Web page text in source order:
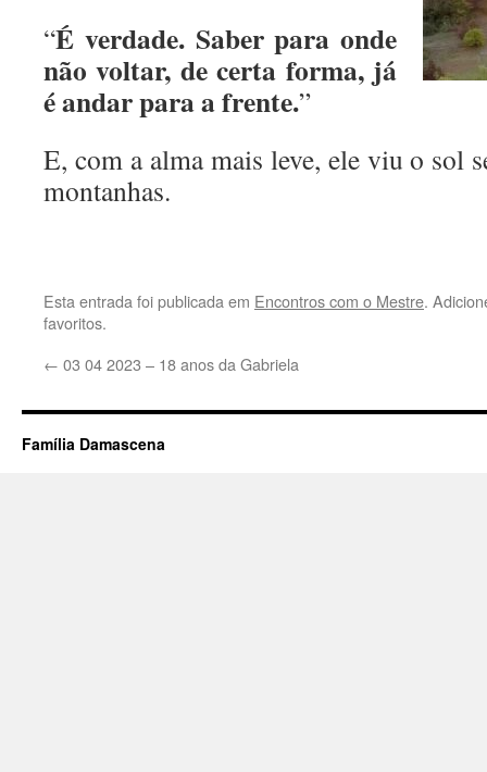
“É verdade. Saber para onde
não voltar, de certa forma, já
é andar para a frente.”
E, com a alma mais leve, ele viu o sol
montanhas.
Esta entrada foi publicada em Encontros com o Mestre.
favoritos.
← 03 04 2023 – 18 anos da Gabriela
Família Damascena